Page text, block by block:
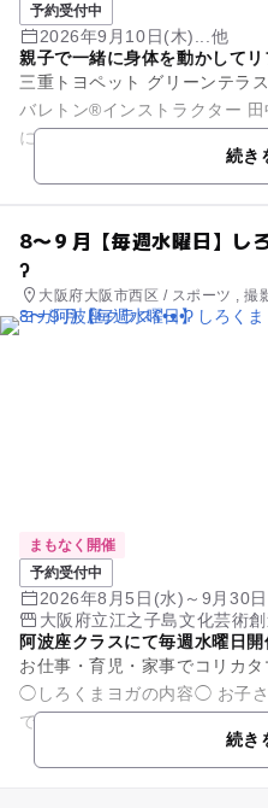
予約受付中
2026年9月10日(木)...他
親子で一緒に身体を動かしてリ
三重トヨペット グリーンテラ
バレトン®インストラクター
による店内レッスンをいたします！ 自然に囲まれた緑
続き
8〜９月【毎週水曜日】し
ʔ
大阪府大阪市西区 / スポーツ , 撮
まもなく開催
予約受付中
2026年8月5日(水)～9月30
大阪府立江之子島文化芸術
こ）
阿波座クラスにて毎週水曜日開
お仕事・育児・家事でコリカ
◯しろくまヨガの内容◯ お子
です。 ・子どもといっしょに
続き